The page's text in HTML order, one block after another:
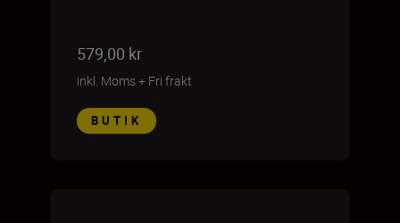
579,00 kr
inkl. Moms+ Fri frakt
BUTIK